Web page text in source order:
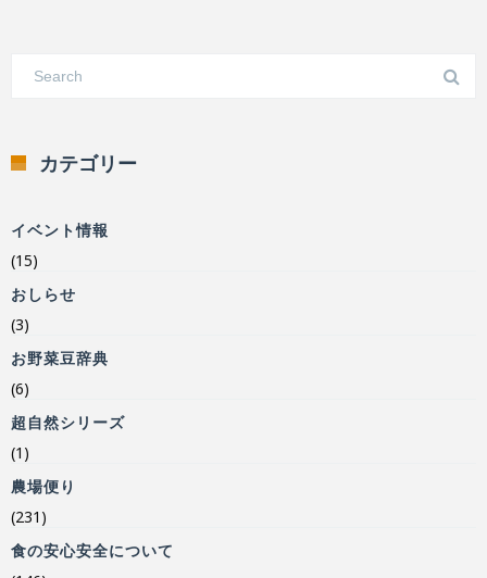
カテゴリー
イベント情報
(15)
おしらせ
(3)
お野菜豆辞典
(6)
超自然シリーズ
(1)
農場便り
(231)
食の安心安全について